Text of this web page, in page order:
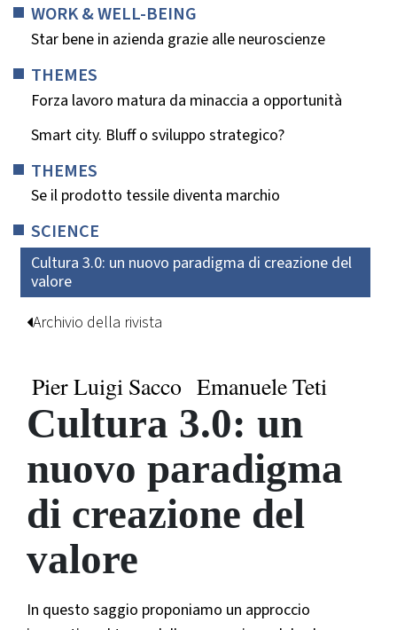
WORK & WELL-BEING
Star bene in azienda grazie alle neuroscienze
THEMES
Forza lavoro matura da minaccia a opportunità
Smart city. Bluff o sviluppo strategico?
THEMES
Se il prodotto tessile diventa marchio
SCIENCE
Cultura 3.0: un nuovo paradigma di creazione del
valore
Archivio della rivista
Pier Luigi Sacco Emanuele Teti
Cultura 3.0: un
nuovo paradigma
di creazione del
valore
In questo saggio proponiamo un approccio